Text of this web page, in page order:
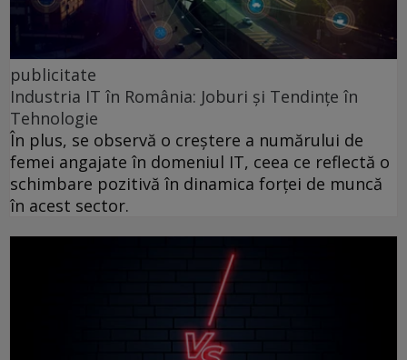
publicitate
Industria IT în România: Joburi și Tendințe în
Tehnologie
În plus, se observă o creștere a numărului de
femei angajate în domeniul IT, ceea ce reflectă o
schimbare pozitivă în dinamica forței de muncă
în acest sector.